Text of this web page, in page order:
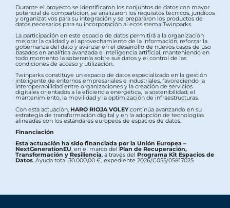
Durante el proyecto se identificaron los conjuntos de datos con mayor
potencial de compartición, se analizaron los requisitos técnicos, jurídicos
y organizativos para su integración y se prepararon los productos de
datos necesarios para su incorporación al ecosistema Twinparks.
La participación en este espacio de datos permitirá a la organización
mejorar la calidad y el aprovechamiento de la información, reforzar la
gobernanza del dato y avanzar en el desarrollo de nuevos casos de uso
basados en analítica avanzada e inteligencia artificial, manteniendo en
todo momento la soberanía sobre sus datos y el control de las
condiciones de acceso y utilización.
Twinparks constituye un espacio de datos especializado en la gestión
inteligente de entornos empresariales e industriales, favoreciendo la
interoperabilidad entre organizaciones y la creación de servicios
digitales orientados a la eficiencia energética, la sostenibilidad, el
mantenimiento, la movilidad y la optimización de infraestructuras.
Con esta actuación, HARO RIOJA VOLEYcontinúa avanzando en su
estrategia de transformación digital y en la adopción de tecnologías
alineadas con los estándares europeos de espacios de datos.
Financiación
Esta actuación ha sido financiada por la Unión Europea –
NextGenerationEU, en el marco del Plan de Recuperación,
Transformación y Resiliencia, a través del Programa Kit Espacios de
Datos. Ayuda total 30.000,00 €, expediente 2026/C055/05817025